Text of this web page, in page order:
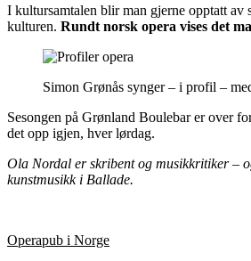
I kultursamtalen blir man gjerne opptatt av
kulturen. Rundt norsk opera vises det
Simon Grønås synger – i profil –
Sesongen på Grønland Boulebar er over
det opp igjen, hver lørdag.
Ola Nordal er skribent og musikkritiker –
kunstmusikk i Ballade.
Operapub i Norge